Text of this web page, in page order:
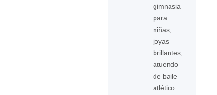
gimnasia
para
niñas,
joyas
brillantes,
atuendo
de baile
atlético